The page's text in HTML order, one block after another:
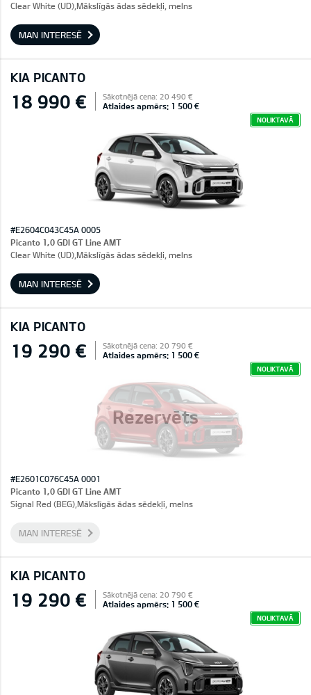
Clear White (UD),Mākslīgās ādas sēdekļi, melns
MAN INTERESĒ
KIA PICANTO
18 990 € Sākotnējā cena: 20 490 €
Atlaides apmērs: 1 500 €
NOLIKTAVĀ
#E2604C043C45A 0005
Picanto 1,0 GDI GT Line AMT
Clear White (UD),Mākslīgās ādas sēdekļi, melns
MAN INTERESĒ
KIA PICANTO
Rezervēts
19 290 € Sākotnējā cena: 20 790 €
Atlaides apmērs: 1 500 €
NOLIKTAVĀ
#E2601C076C45A 0001
Picanto 1,0 GDI GT Line AMT
Signal Red (BEG),Mākslīgās ādas sēdekļi, melns
MAN INTERESĒ
KIA PICANTO
19 290 € Sākotnējā cena: 20 790 €
Atlaides apmērs: 1 500 €
NOLIKTAVĀ